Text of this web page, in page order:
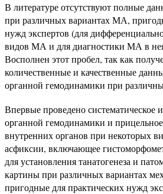
В литературе отсутствуют полные
при различных вариантах МА,
нужд экспертов (для
видов МА и для диагностики МА в
Восполнен этот пробел, так как
количественные и качественные
органной гемодинамики при
Впервые проведено систематическое
органной гемодинамики и
внутренних органов при некоторых
асфиксии, включающее
для установления танатогенеза и
картины при различных вариантах
пригодные для практических нужд